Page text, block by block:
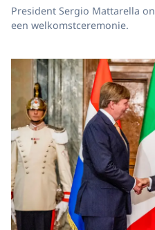
President Sergio Mattarella
een welkomstceremonie.